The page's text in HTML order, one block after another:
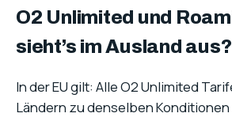
O2 Unlimited und
sieht’s im Ausland aus?
In der EU gilt: Alle O2 Unlimited
Ländern zu denselben